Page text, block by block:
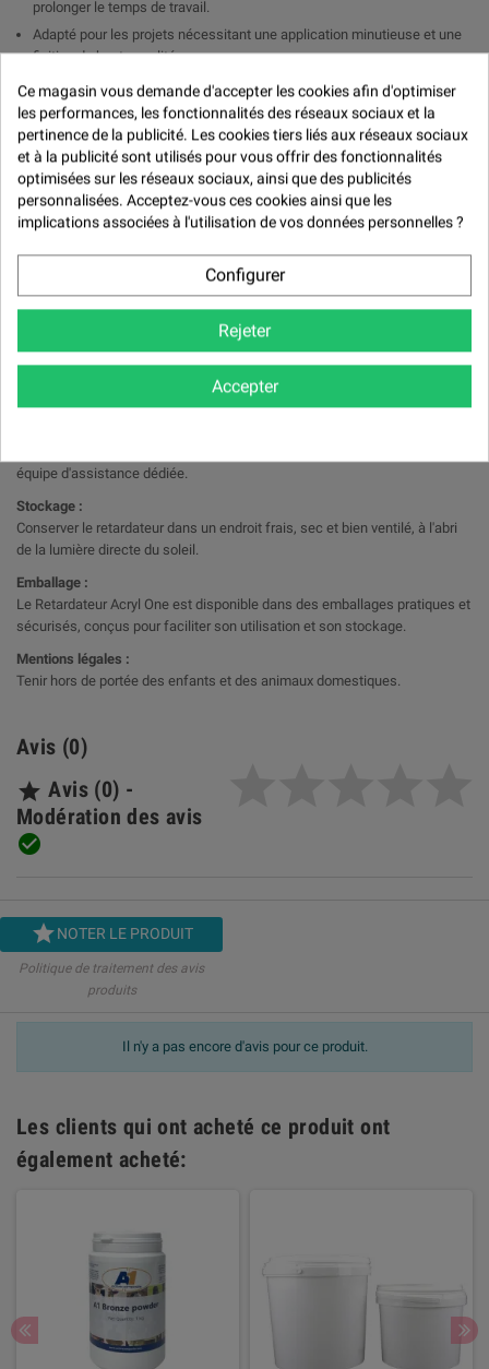
prolonger le temps de travail.
Adapté pour les projets nécessitant une application minutieuse et une
finition de haute qualité.
Idéal pour les travaux de peinture artistique, les revêtements de
meubles et les projets artisanaux nécessitant une manipulation
précise.
Mode d'emploi:
Mélanger le Retardateur Acryl One avec la résine acrylique selon les
proportions recommandées.
ou d'un pistolet à peinture, en travaillant de manière uniforme.
Contrôler le temps de travail en ajustant la quantité de retardateur
ajoutée au mélange, selon les besoins spécifiques du projet.
Laisser sécher complètement selon les conditions ambiantes et les
spécifications du produit.
Suivre les instructions spécifiques du fabricant de la résine acrylique
équipe d'assistance dédiée.
Stockage :
Conserver le retardateur dans un endroit frais, sec et bien ventilé, à l'abri
de la lumière directe du soleil.
Emballage :
Le Retardateur Acryl One est disponible dans des emballages pratiques et
sécurisés, conçus pour faciliter son utilisation et son stockage.
Mentions légales :
Tenir hors de portée des enfants et des animaux domestiques.
Avis (0)
 Avis (0) -
Modération des avis

NOTER LE PRODUIT
Politique de traitement des avis
produits
Il n'y a pas encore d'avis pour ce produit.
Les clients qui ont acheté ce produit ont
également acheté:
Ce magasin vous demande d'accepter les cookies afin d'optimiser
les performances, les fonctionnalités des réseaux sociaux et la
pertinence de la publicité. Les cookies tiers liés aux réseaux sociaux
et à la publicité sont utilisés pour vous offrir des fonctionnalités
optimisées sur les réseaux sociaux, ainsi que des publicités
personnalisées. Acceptez-vous ces cookies ainsi que les
implications associées à l'utilisation de vos données personnelles ?
Configurer
Rejeter
Accepter